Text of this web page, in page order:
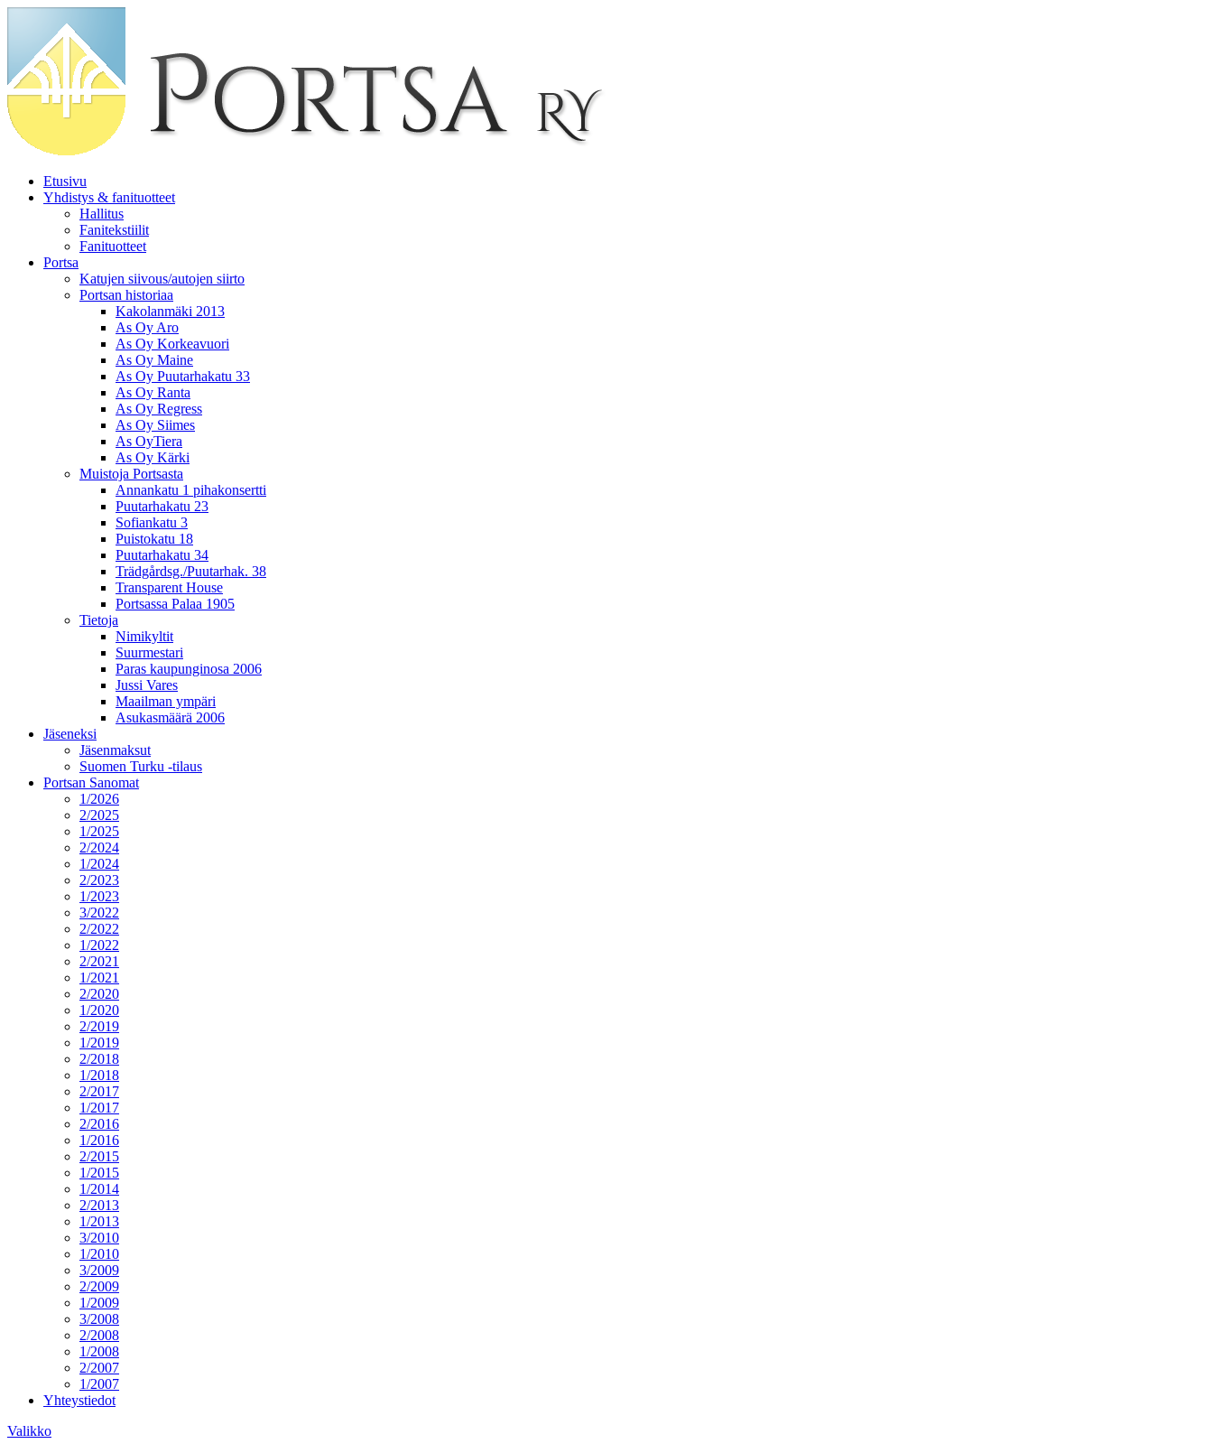
Etusivu
Yhdistys & fanituotteet
Hallitus
Fanitekstiilit
Fanituotteet
Portsa
Katujen siivous/autojen siirto
Portsan historiaa
Kakolanmäki 2013
As Oy Aro
As Oy Korkeavuori
As Oy Maine
As Oy Puutarhakatu 33
As Oy Ranta
As Oy Regress
As Oy Siimes
As OyTiera
As Oy Kärki
Muistoja Portsasta
Annankatu 1 pihakonsertti
Puutarhakatu 23
Sofiankatu 3
Puistokatu 18
Puutarhakatu 34
Trädgårdsg./Puutarhak. 38
Transparent House
Portsassa Palaa 1905
Tietoja
Nimikyltit
Suurmestari
Paras kaupunginosa 2006
Jussi Vares
Maailman ympäri
Asukasmäärä 2006
Jäseneksi
Jäsenmaksut
Suomen Turku -tilaus
Portsan Sanomat
1/2026
2/2025
1/2025
2/2024
1/2024
2/2023
1/2023
3/2022
2/2022
1/2022
2/2021
1/2021
2/2020
1/2020
2/2019
1/2019
2/2018
1/2018
2/2017
1/2017
2/2016
1/2016
2/2015
1/2015
1/2014
2/2013
1/2013
3/2010
1/2010
3/2009
2/2009
1/2009
3/2008
2/2008
1/2008
2/2007
1/2007
Yhteystiedot
Valikko